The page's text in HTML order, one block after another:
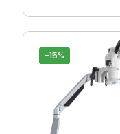
-15%